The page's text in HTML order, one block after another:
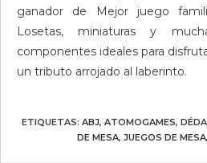
ganador de Mejor juego
Losetas, miniaturas y
componentes ideales para
un tributo arrojado al laberinto.
ETIQUETAS: ABJ, ATOMOGAMES,
DE MESA, JUEGOS DE MESA,